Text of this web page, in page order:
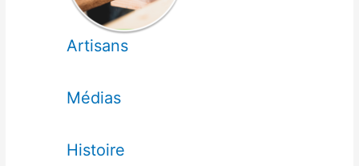
Artisans
Médias
Histoire